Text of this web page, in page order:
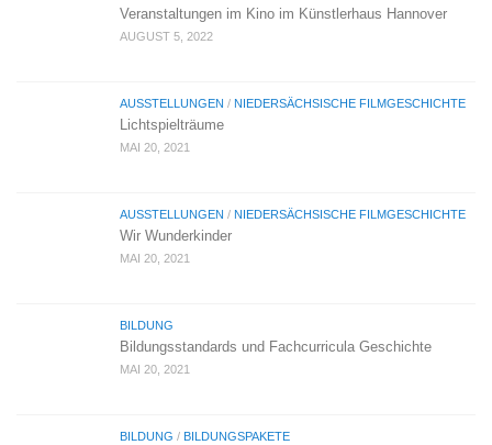
Veranstaltungen im Kino im Künstlerhaus Hannover
AUGUST 5, 2022
AUSSTELLUNGEN / NIEDERSÄCHSISCHE FILMGESCHICHTE
Lichtspielträume
MAI 20, 2021
AUSSTELLUNGEN / NIEDERSÄCHSISCHE FILMGESCHICHTE
Wir Wunderkinder
MAI 20, 2021
BILDUNG
Bildungsstandards und Fachcurricula Geschichte
MAI 20, 2021
BILDUNG / BILDUNGSPAKETE